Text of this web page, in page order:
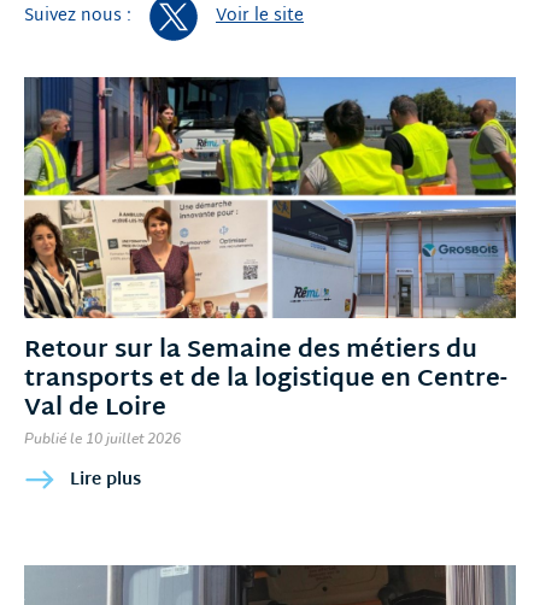
Suivez nous : Voir le site
Retour sur la Semaine des métiers du
transports et de la logistique en Centre-
Val de Loire
Publié le 10 juillet 2026
Lire plus